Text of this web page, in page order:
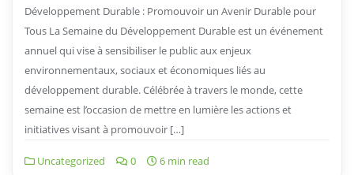
Développement Durable : Promouvoir un Avenir Durable pour
Tous La Semaine du Développement Durable est un événement
annuel qui vise à sensibiliser le public aux enjeux
environnementaux, sociaux et économiques liés au
développement durable. Célébrée à travers le monde, cette
semaine est l’occasion de mettre en lumière les actions et
initiatives visant à promouvoir […]
Uncategorized 0 6 min read